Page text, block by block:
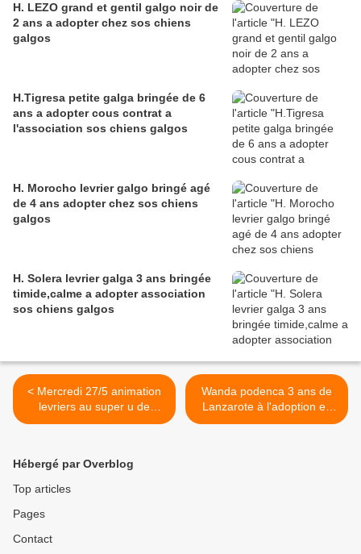
H. LEZO grand et gentil galgo noir de
2 ans a adopter chez sos chiens
galgos
H.Tigresa petite galga bringée de 6
ans a adopter cous contrat a
l'association sos chiens galgos
H. Morocho levrier galgo bringé agé
de 4 ans adopter chez sos chiens
galgos
H. Solera levrier galga 3 ans bringée
timide,calme a adopter association
sos chiens galgos
< Mercredi 27/5 animation
levriers au super u de
machecoul 44270
Wanda podenca 3 ans de
Lanzarote à l'adoption en
Normandie >
Hébergé par Overblog
Top articles
Pages
Contact